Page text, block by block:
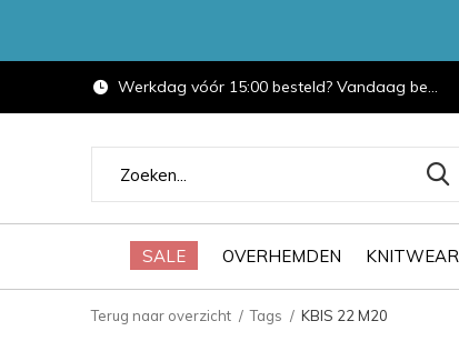
SALE OVERHEMDEN KNITWEAR
Werkdag vóór 15:00 besteld? Vandaag bezorgd.
Terug naar overzicht Tags KBIS 22 M20